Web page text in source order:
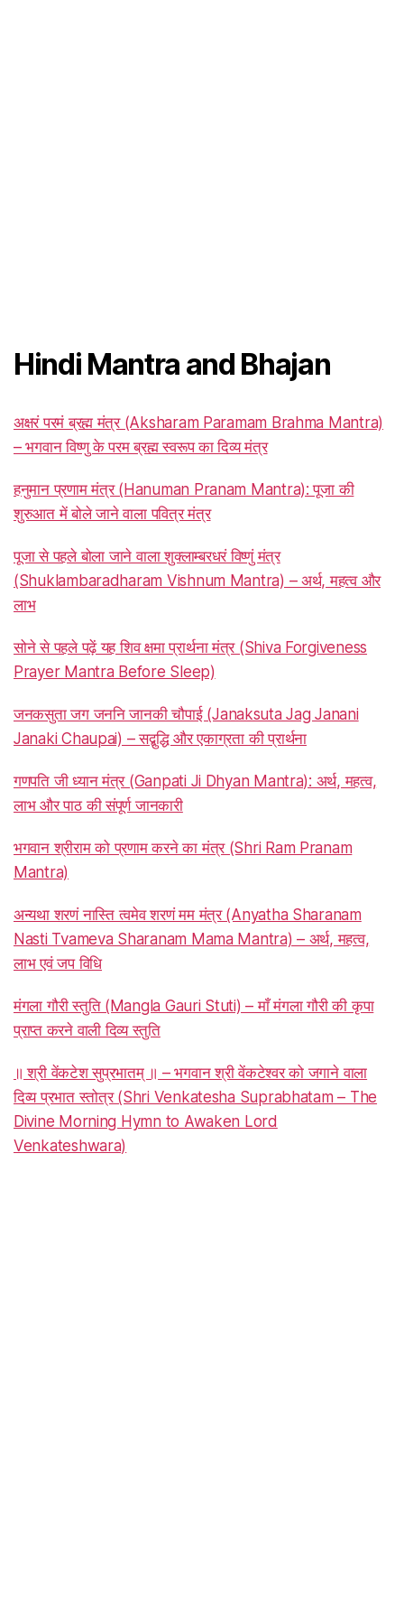
Hindi Mantra and Bhajan
अक्षरं परमं ब्रह्म मंत्र (Aksharam Paramam Brahma Mantra)
– भगवान विष्णु के परम ब्रह्म स्वरूप का दिव्य मंत्र
हनुमान प्रणाम मंत्र (Hanuman Pranam Mantra): पूजा की
शुरुआत में बोले जाने वाला पवित्र मंत्र
पूजा से पहले बोला जाने वाला शुक्लाम्बरधरं विष्णुं मंत्र
(Shuklambaradharam Vishnum Mantra) – अर्थ, महत्व और
लाभ
सोने से पहले पढ़ें यह शिव क्षमा प्रार्थना मंत्र (Shiva Forgiveness
Prayer Mantra Before Sleep)
जनकसुता जग जननि जानकी चौपाई (Janaksuta Jag Janani
Janaki Chaupai) – सद्बुद्धि और एकाग्रता की प्रार्थना
गणपति जी ध्यान मंत्र (Ganpati Ji Dhyan Mantra): अर्थ, महत्व,
लाभ और पाठ की संपूर्ण जानकारी
भगवान श्रीराम को प्रणाम करने का मंत्र (Shri Ram Pranam
Mantra)
अन्यथा शरणं नास्ति त्वमेव शरणं मम मंत्र (Anyatha Sharanam
Nasti Tvameva Sharanam Mama Mantra) – अर्थ, महत्व,
लाभ एवं जप विधि
मंगला गौरी स्तुति (Mangla Gauri Stuti) – माँ मंगला गौरी की कृपा
प्राप्त करने वाली दिव्य स्तुति
॥ श्री वेंकटेश सुप्रभातम् ॥ – भगवान श्री वेंकटेश्वर को जगाने वाला
दिव्य प्रभात स्तोत्र (Shri Venkatesha Suprabhatam – The
Divine Morning Hymn to Awaken Lord
Venkateshwara)